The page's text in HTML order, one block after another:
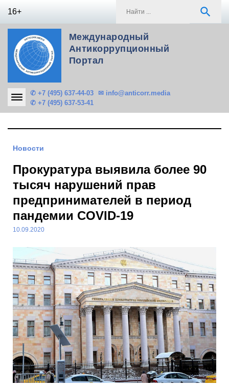
16+ search
Международный
Антикоррупционный
Портал
✆ +7 (495) 637-44-03
✆ +7 (495) 637-53-41
✉ info@anticorr.media
Новости
Прокуратура выявила более 90
тысяч нарушений прав
предпринимателей в период
пандемии COVID-19
10.09.2020